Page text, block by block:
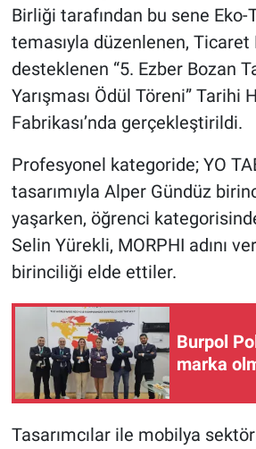
Birliği tarafından bu sene Eko-
temasıyla düzenlenen, Ticaret
desteklenen “5. Ezber Bozan
Yarışması Ödül Töreni” Tarihi
Fabrikası’nda gerçekleştirildi.
Profesyonel kategoride; YO
tasarımıyla Alper Gündüz
yaşarken, öğrenci
Selin Yürekli, MORPHI adını
birinciliği elde ettiler.
Burpol
marka
Tasarımcılar ile mobilya